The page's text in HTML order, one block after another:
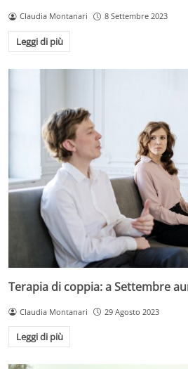
Claudia Montanari 8 Settembre 2023
Leggi di più
Terapia di coppia: a Settembre
Claudia Montanari 29 Agosto 2023
Leggi di più